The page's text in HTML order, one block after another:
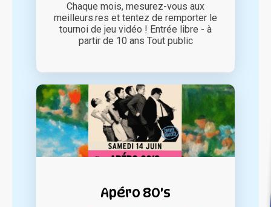
Chaque mois, mesurez-vous aux
meilleurs.res et tentez de remporter le
tournoi de jeu vidéo ! Entrée libre - à
partir de 10 ans Tout public
Apéro 80's